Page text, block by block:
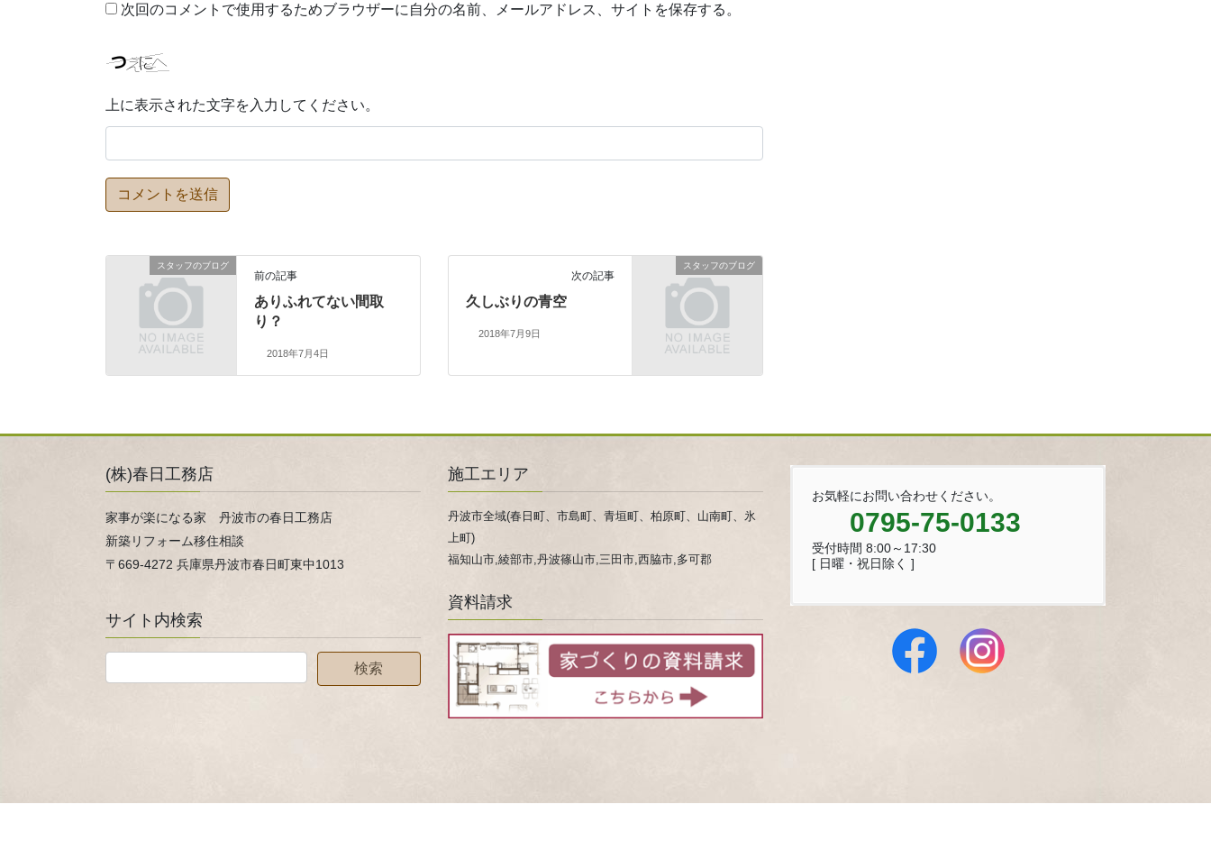
次回のコメントで使用するためブラウザーに自分の名前、メールアドレス、サイトを保存する。
上に表示された文字を入力してください。
スタッフのブログ
前の記事
ありふれてない間取
り？
2018年7月4日
スタッフのブログ
次の記事
久しぶりの青空
2018年7月9日
(株)春日工務店
家事が楽になる家 丹波市の春日工務店
新築リフォーム移住相談
〒669-4272 兵庫県丹波市春日町東中1013
サイト内検索
施工エリア
丹波市全域(春日町、市島町、青垣町、柏原町、山南町、氷
上町)
福知山市,綾部市,丹波篠山市,三田市,西脇市,多可郡
資料請求
お気軽にお問い合わせください。
0795-75-0133
受付時間 8:00～17:30
[ 日曜・祝日除く ]